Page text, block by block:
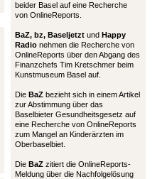
beider Basel auf eine Recherche
von OnlineReports.
BaZ, bz, Baseljetzt und Happy
Radio nehmen die Recherche von
OnlineReports über den Abgang des
Finanzchefs Tim Kretschmer beim
Kunstmuseum Basel auf.
Die BaZ bezieht sich in einem Artikel
zur Abstimmung über das
Baselbieter Gesundheitsgesetz auf
eine Recherche von OnlineReports
zum Mangel an Kinderärzten im
Oberbaselbiet.
Die BaZ zitiert die OnlineReports-
Meldung über die Nachfolgelösung